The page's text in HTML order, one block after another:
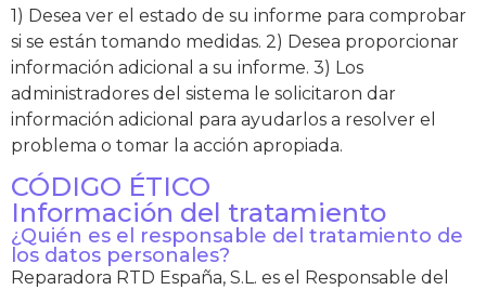
1) Desea ver el estado de su informe para comprobar
si se están tomando medidas. 2) Desea proporcionar
información adicional a su informe. 3) Los
administradores del sistema le solicitaron dar
información adicional para ayudarlos a resolver el
problema o tomar la acción apropiada.
CÓDIGO ÉTICO
Información del tratamiento
¿Quién es el responsable del tratamiento de
los datos personales?
Reparadora RTD España, S.L. es el Responsable del